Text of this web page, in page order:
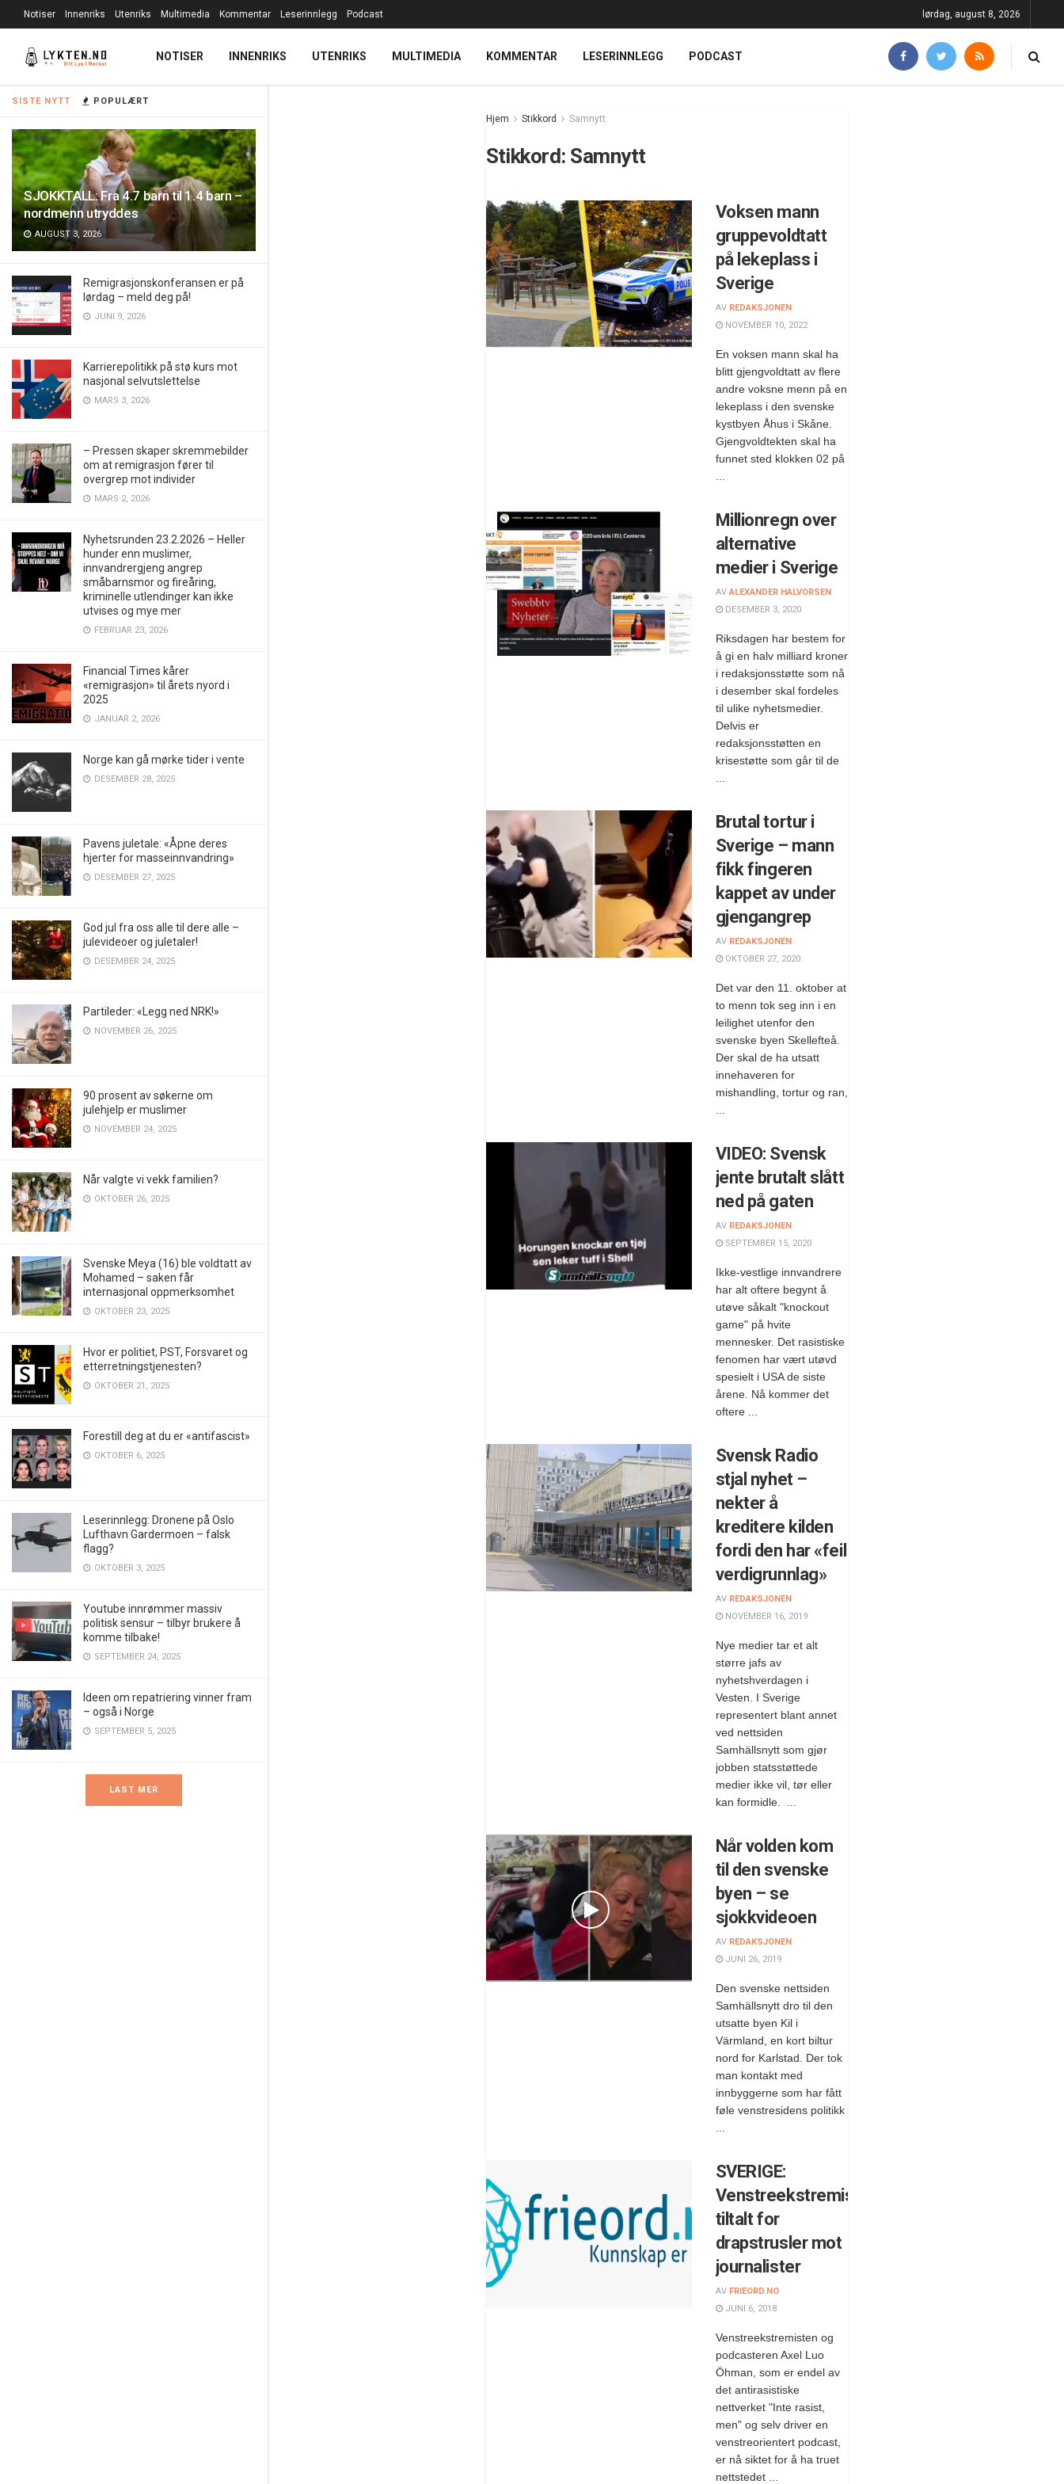
SISTE NYTT POPULÆRT
SJOKKTALL: Fra 4.7 barn til 1.4 barn –
nordmenn utryddes
AUGUST 3, 2026
Remigrasjonskonferansen er på
lørdag – meld deg på!
JUNI 9, 2026
Karrierepolitikk på stø kurs mot
nasjonal selvutslettelse
MARS 3, 2026
– Pressen skaper skremmebilder
om at remigrasjon fører til
overgrep mot individer
MARS 2, 2026
Nyhetsrunden 23.2.2026 – Heller
hunder enn muslimer,
innvandrergjeng angrep
småbarnsmor og fireåring,
kriminelle utlendinger kan ikke
utvises og mye mer
FEBRUAR 23, 2026
Financial Times kårer
«remigrasjon» til årets nyord i
2025
JANUAR 2, 2026
Norge kan gå mørke tider i vente
DESEMBER 28, 2025
Pavens juletale: «Åpne deres
hjerter for masseinnvandring»
DESEMBER 27, 2025
God jul fra oss alle til dere alle –
julevideoer og juletaler!
DESEMBER 24, 2025
Partileder: «Legg ned NRK!»
NOVEMBER 26, 2025
90 prosent av søkerne om
julehjelp er muslimer
NOVEMBER 24, 2025
Når valgte vi vekk familien?
OKTOBER 26, 2025
Svenske Meya (16) ble voldtatt av
Mohamed – saken får
internasjonal oppmerksomhet
OKTOBER 23, 2025
Hvor er politiet, PST, Forsvaret og
etterretningstjenesten?
OKTOBER 21, 2025
Forestill deg at du er «antifascist»
OKTOBER 6, 2025
Leserinnlegg: Dronene på Oslo
Lufthavn Gardermoen – falsk
flagg?
OKTOBER 3, 2025
Youtube innrømmer massiv
politisk sensur – tilbyr brukere å
komme tilbake!
SEPTEMBER 24, 2025
Ideen om repatriering vinner fram
– også i Norge
SEPTEMBER 5, 2025
LAST MER
Notiser Innenriks Utenriks Multimedia Kommentar Leserinnlegg Podcast lørdag, august 8, 2026
NOTISER INNENRIKS UTENRIKS MULTIMEDIA KOMMENTAR LESERINNLEGG PODCAST
Hjem Stikkord Samnytt
Stikkord: Samnytt
Voksen mann
gruppevoldtatt
på lekeplass i
Sverige
AV REDAKSJONEN
NOVEMBER 10, 2022
En voksen mann skal ha
blitt gjengvoldtatt av flere
andre voksne menn på en
lekeplass i den svenske
kystbyen Åhus i Skåne.
Gjengvoldtekten skal ha
funnet sted klokken 02 på
Millionregn over
alternative
medier i Sverige
AV ALEXANDER HALVORSEN
DESEMBER 3, 2020
Riksdagen har bestem for
å gi en halv milliard kroner
i redaksjonsstøtte som nå
i desember skal fordeles
til ulike nyhetsmedier.
Delvis er
redaksjonsstøtten en
krisestøtte som går til de
Brutal tortur i
Sverige – mann
fikk fingeren
kappet av under
gjengangrep
AV REDAKSJONEN
OKTOBER 27, 2020
Det var den 11. oktober at
to menn tok seg inn i en
leilighet utenfor den
svenske byen Skellefteå.
Der skal de ha utsatt
innehaveren for
mishandling, tortur og ran,
VIDEO: Svensk
jente brutalt slått
ned på gaten
AV REDAKSJONEN
SEPTEMBER 15, 2020
Ikke-vestlige innvandrere
har alt oftere begynt å
utøve såkalt "knockout
game" på hvite
mennesker. Det rasistiske
fenomen har vært utøvd
spesielt i USA de siste
årene. Nå kommer det
oftere ...
Svensk Radio
stjal nyhet –
nekter å
kreditere kilden
fordi den har «feil
verdigrunnlag»
AV REDAKSJONEN
NOVEMBER 16, 2019
Nye medier tar et alt
større jafs av
nyhetshverdagen i
Vesten. I Sverige
representert blant annet
ved nettsiden
Samhällsnytt som gjør
jobben statsstøttede
medier ikke vil, tør eller
kan formidle. ...
Når volden kom
til den svenske
byen – se
sjokkvideoen
AV REDAKSJONEN
JUNI 26, 2019
Den svenske nettsiden
Samhällsnytt dro til den
utsatte byen Kil i
Värmland, en kort biltur
nord for Karlstad. Der tok
man kontakt med
innbyggerne som har fått
føle venstresidens politikk
SVERIGE:
Venstreekstremist
tiltalt for
drapstrusler mot
journalister
AV FRIEORD.NO
JUNI 6, 2018
Venstreekstremisten og
podcasteren Axel Luo
Öhman, som er endel av
det antirasistiske
nettverket "Inte rasist,
men" og selv driver en
venstreorientert podcast,
er nå siktet for å ha truet
nettstedet ...